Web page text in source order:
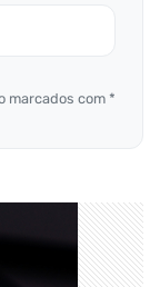
marcados com *